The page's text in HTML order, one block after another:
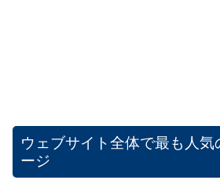
ウェブサイト全体で最も人
ージ